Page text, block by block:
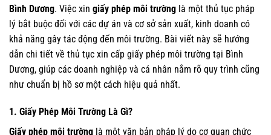
Bình Dương. Việc xin giấy phép môi trường là một thủ tục pháp
lý bắt buộc đối với các dự án và cơ sở sản xuất, kinh doanh có
khả năng gây tác động đến môi trường. Bài viết này sẽ hướng
dẫn chi tiết về thủ tục xin cấp giấy phép môi trường tại Bình
Dương, giúp các doanh nghiệp và cá nhân nắm rõ quy trình cũng
như chuẩn bị hồ sơ một cách hiệu quả nhất.
1. Giấy Phép Môi Trường Là Gì?
Giấy phép môi trường là một văn bản pháp lý do cơ quan chức